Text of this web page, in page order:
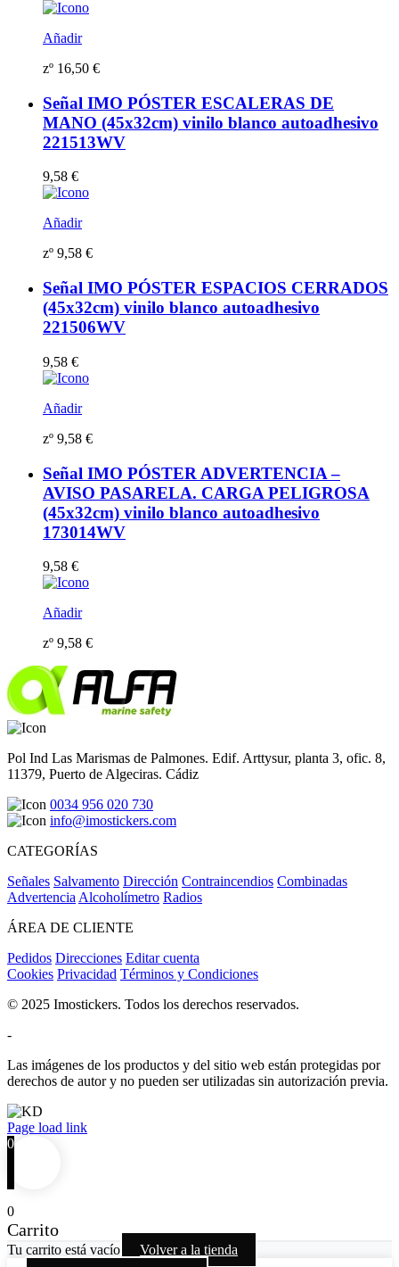
Añadir
zº 16,50 €
Señal IMO PÓSTER ESCALERAS DE
MANO (45x32cm) vinilo blanco autoadhesivo
221513WV
9,58 €
Añadir
zº 9,58 €
Señal IMO PÓSTER ESPACIOS CERRADOS
(45x32cm) vinilo blanco autoadhesivo
221506WV
9,58 €
Añadir
zº 9,58 €
Señal IMO PÓSTER ADVERTENCIA –
AVISO PASARELA. CARGA PELIGROSA
(45x32cm) vinilo blanco autoadhesivo
173014WV
9,58 €
Añadir
zº 9,58 €
Pol Ind Las Marismas de Palmones. Edif. Arttysur, planta 3, ofic. 8,
11379, Puerto de Algeciras. Cádiz
0034 956 020 730
info@imostickers.com
CATEGORÍAS
Señales Salvamento Dirección Contraincendios Combinadas
Advertencia Alcoholímetro Radios
ÁREA DE CLIENTE
Pedidos Direcciones Editar cuenta
Cookies Privacidad Términos y Condiciones
© 2025 Imostickers. Todos los derechos reservados.
-
Las imágenes de los productos y del sitio web están protegidas por
derechos de autor y no pueden ser utilizadas sin autorización previa.
Facebook
Twitter
Instagram
Pinterest
Page load link
0
0
Carrito
Tu carrito está vacío Volver a la tienda